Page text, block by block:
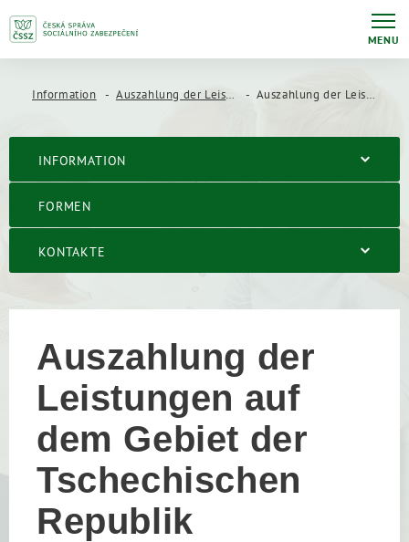
MENU
Information Auszahlung der Leistungen Auszahlung der Leistungen auf dem Gebiet der Tschechischen Republik
INFORMATION
FORMEN
KONTAKTE
Auszahlung der
Leistungen auf
dem Gebiet der
Tschechischen
Republik